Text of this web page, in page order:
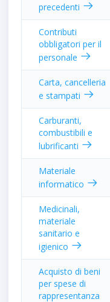
precedenti
Contributi
obbligatori per il
personale
Carta, cancelleria
e stampati
Carburanti,
combustibili e
lubrificanti
Materiale
informatico
Medicinali,
materiale
sanitario e
igienico
Acquisto di beni
per spese di
rappresentanza